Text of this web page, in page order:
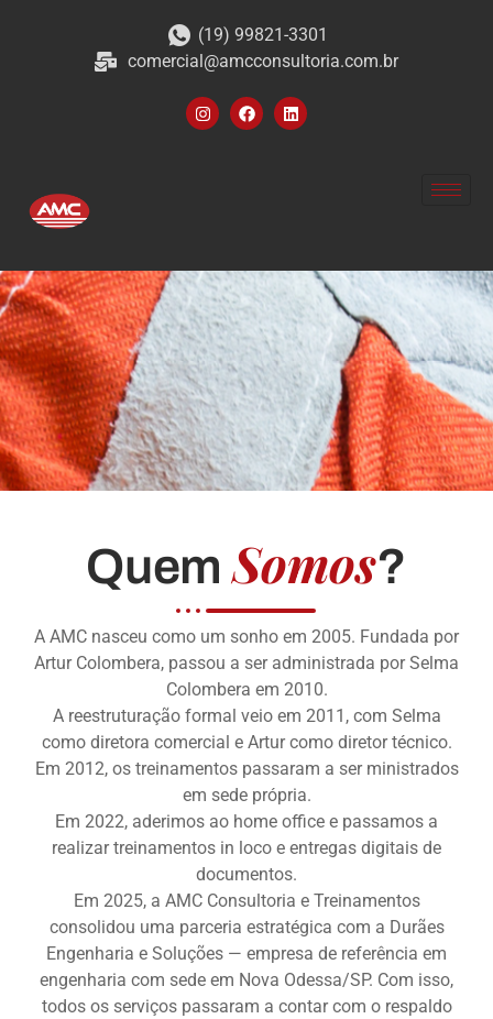
(19) 99821-3301
comercial@amcconsultoria.com.br
QuemSomos?
A AMC nasceu como um sonho em 2005. Fundada por
Artur Colombera, passou a ser administrada por Selma
Colombera em 2010.
A reestruturação formal veio em 2011, com Selma
como diretora comercial e Artur como diretor técnico.
Em 2012, os treinamentos passaram a ser ministrados
em sede própria.
Em 2022, aderimos ao home office e passamos a
realizar treinamentos in loco e entregas digitais de
documentos.
Em 2025, a AMC Consultoria e Treinamentos
consolidou uma parceria estratégica com a Durães
Engenharia e Soluções — empresa de referência em
engenharia com sede em Nova Odessa/SP. Com isso,
todos os serviços passaram a contar com o respaldo